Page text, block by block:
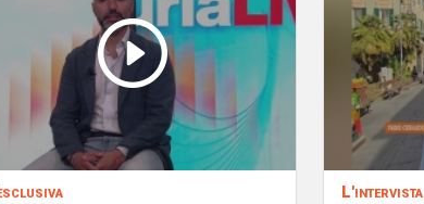
L'intervista